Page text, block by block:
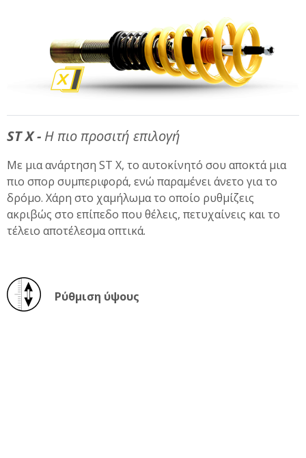
ST X - Η πιο προσιτή επιλογή
Με μια ανάρτηση ST X, το αυτοκίνητό σου αποκτά μια
πιο σπορ συμπεριφορά, ενώ παραμένει άνετο για το
δρόμο. Χάρη στο χαμήλωμα το οποίο ρυθμίζεις
ακριβώς στο επίπεδο που θέλεις, πετυχαίνεις και το
τέλειο αποτέλεσμα οπτικά.
Ρύθμιση ύψους